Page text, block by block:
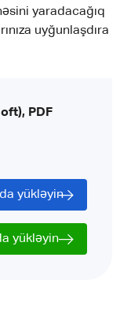
yaradacağıq
uyğunlaşdıra
PDF
yükləyin
yükləyin